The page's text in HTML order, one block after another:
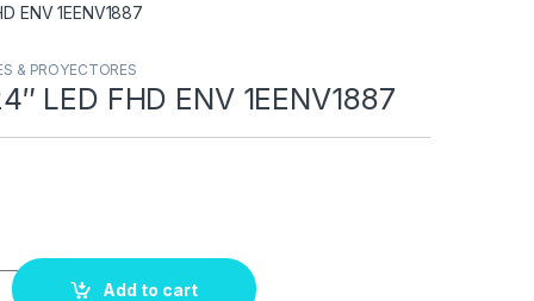
ENV 1EENV1887
& PROYECTORES
LED FHD ENV 1EENV1887
Add to cart